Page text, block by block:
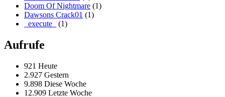
Doom Of Nightmare (1)
Dawsons Crack01 (1)
_execute_
(1)
Aufrufe
921 Heute
2.927 Gestern
9.898 Diese Woche
12.909 Letzte Woche